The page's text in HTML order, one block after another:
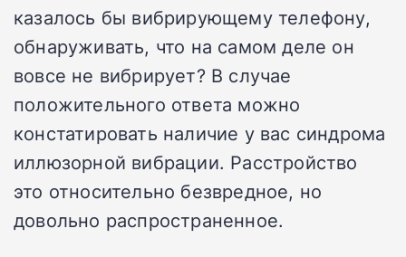
казалось бы вибрирующему телефону,
обнаруживать, что на самом деле он
вовсе не вибрирует? В случае
положительного ответа можно
констатировать наличие у вас синдрома
иллюзорной вибрации. Расстройство
это относительно безвредное, но
довольно распространенное.